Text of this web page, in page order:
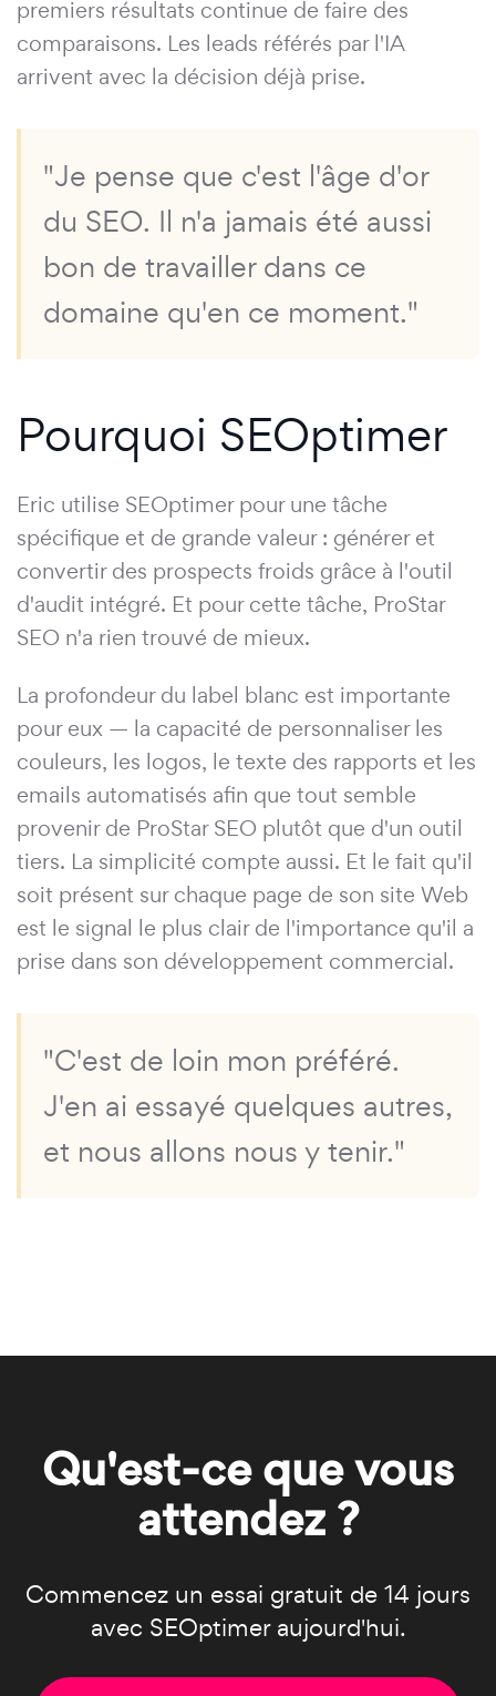
premiers résultats continue de faire des
comparaisons. Les leads référés par l'IA
arrivent avec la décision déjà prise.
"Je pense que c'est l'âge d'or
du SEO. Il n'a jamais été aussi
bon de travailler dans ce
domaine qu'en ce moment."
Pourquoi SEOptimer
Eric utilise SEOptimer pour une tâche
spécifique et de grande valeur : générer et
convertir des prospects froids grâce à l'outil
d'audit intégré. Et pour cette tâche, ProStar
SEO n'a rien trouvé de mieux.
La profondeur du label blanc est importante
pour eux — la capacité de personnaliser les
couleurs, les logos, le texte des rapports et les
emails automatisés afin que tout semble
provenir de ProStar SEO plutôt que d'un outil
tiers. La simplicité compte aussi. Et le fait qu'il
soit présent sur chaque page de son site Web
est le signal le plus clair de l'importance qu'il a
prise dans son développement commercial.
"C'est de loin mon préféré.
J'en ai essayé quelques autres,
et nous allons nous y tenir."
Qu'est-ce que vous
attendez ?
Commencez un essai gratuit de 14 jours
avec SEOptimer aujourd'hui.